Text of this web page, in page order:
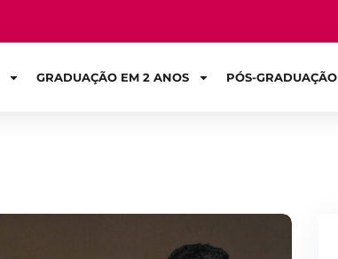
GRADUAÇÃO EM 2 ANOS PÓS-GRADUAÇÃO